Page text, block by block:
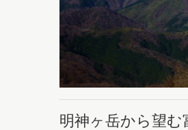
明神ヶ岳から望む